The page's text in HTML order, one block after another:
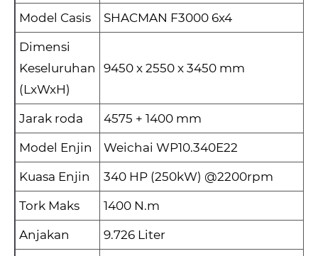
Model Casis SHACMAN F3000 6x4
Dimensi
Keseluruhan
(LxWxH)
9450 x 2550 x 3450 mm
Jarak roda 4575 + 1400 mm
Model Enjin Weichai WP10.340E22
Kuasa Enjin 340 HP (250kW) @2200rpm
Tork Maks 1400 N.m
Anjakan 9.726 Liter